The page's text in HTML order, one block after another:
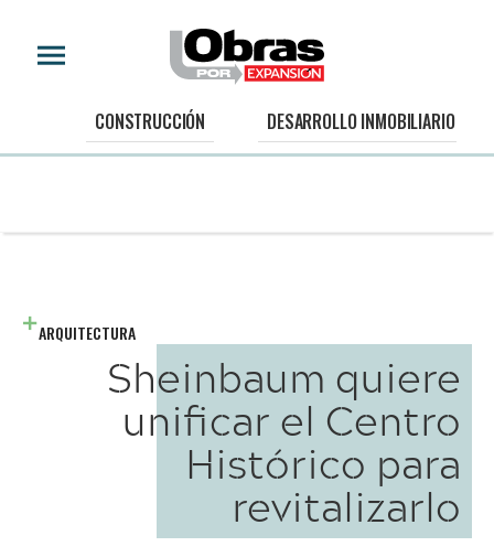
CONSTRUCCIÓN DESARROLLO INMOBILIARIO
ARQUITECTURA
Sheinbaum quiere
unificar el Centro
Histórico para
revitalizarlo